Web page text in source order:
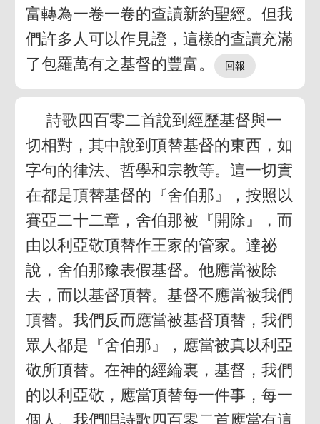
富轉為一卷一卷的查讀新約聖經。但我
們許多人可以作見證，這樣的查讀充滿
了包羅萬有之基督的豐富。
詩歌四百零二首說到經歷基督與一
切相對，其中說到頂替基督的東西，如
字句的律法、哲學和宗教等。這一切實
在都是頂替基督的『舍伯那』，按照以
賽亞二十二章，舍伯那被『開除』，而
由以利亞敬頂替作王家的管家。達祕
說，舍伯那豫表假基督。他應當被除
去，而以基督頂替。基督不應當被我們
頂替。我們反而應當被基督頂替，我們
眾人都是『舍伯那』，應當被真以利亞
敬所頂替。在神的經綸裏，基督，我們
的以利亞敬，應當頂替每一件事，每一
個人。我們唱詩歌四百零二首應當有這